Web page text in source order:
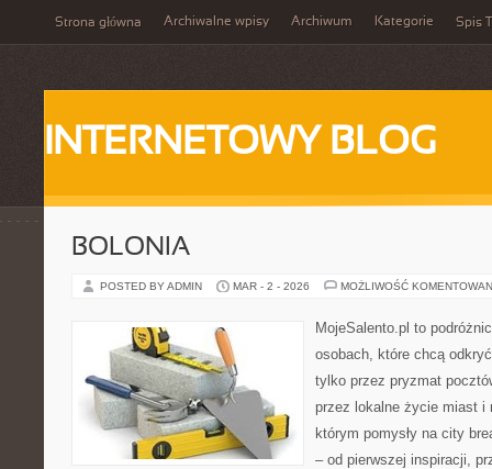
Strona główna Archiwalne wpisy Archiwum Kategorie Spis
INTERNETOWY BLOG
BOLONIA
POSTED BY ADMIN MAR - 2 - 2026 MOŻLIWOŚĆ
MojeSalento.pl to
osobach, które chcą
tylko przez pryzmat
przez lokalne życie miast i
którym pomysły na city
– od pierwszej inspiracji,